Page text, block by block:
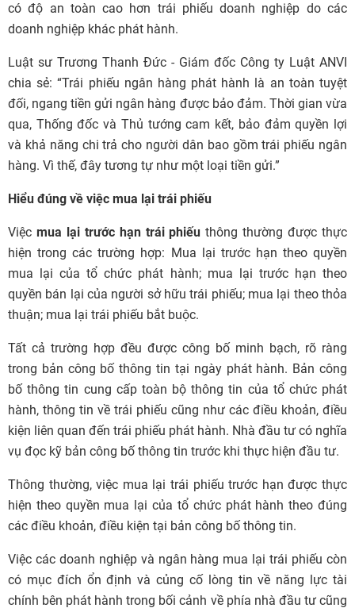
có độ an toàn cao hơn trái phiếu doanh nghiệp do các
doanh nghiệp khác phát hành.
Luật sư Trương Thanh Đức - Giám đốc Công ty Luật ANVI
chia sẻ: “Trái phiếu ngân hàng phát hành là an toàn tuyệt
đối, ngang tiền gửi ngân hàng được bảo đảm. Thời gian vừa
qua, Thống đốc và Thủ tướng cam kết, bảo đảm quyền lợi
và khả năng chi trả cho người dân bao gồm trái phiếu ngân
hàng. Vì thế, đây tương tự như một loại tiền gửi.”
Hiểu đúng về việc mua lại trái phiếu
Việc mua lại trước hạn trái phiếu thông thường được thực
hiện trong các trường hợp: Mua lại trước hạn theo quyền
mua lại của tổ chức phát hành; mua lại trước hạn theo
quyền bán lại của người sở hữu trái phiếu; mua lại theo thỏa
thuận; mua lại trái phiếu bắt buộc.
Tất cả trường hợp đều được công bố minh bạch, rõ ràng
trong bản công bố thông tin tại ngày phát hành. Bản công
bố thông tin cung cấp toàn bộ thông tin của tổ chức phát
hành, thông tin về trái phiếu cũng như các điều khoản, điều
kiện liên quan đến trái phiếu phát hành. Nhà đầu tư có nghĩa
vụ đọc kỹ bản công bố thông tin trước khi thực hiện đầu tư.
Thông thường, việc mua lại trái phiếu trước hạn được thực
hiện theo quyền mua lại của tổ chức phát hành theo đúng
các điều khoản, điều kiện tại bản công bố thông tin.
Việc các doanh nghiệp và ngân hàng mua lại trái phiếu còn
có mục đích ổn định và củng cố lòng tin về năng lực tài
chính bên phát hành trong bối cảnh về phía nhà đầu tư cũng